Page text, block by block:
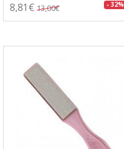
8,81€ 13,00€ - 32%